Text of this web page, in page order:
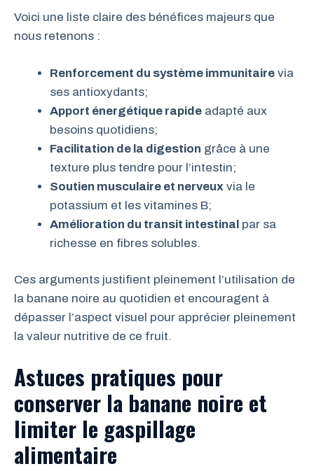
Voici une liste claire des bénéfices majeurs que
nous retenons :
Renforcement du système immunitaire via
ses antioxydants;
Apport énergétique rapide adapté aux
besoins quotidiens;
Facilitation de la digestion grâce à une
texture plus tendre pour l’intestin;
Soutien musculaire et nerveux via le
potassium et les vitamines B;
Amélioration du transit intestinal par sa
richesse en fibres solubles.
Ces arguments justifient pleinement l’utilisation de
la banane noire au quotidien et encouragent à
dépasser l’aspect visuel pour apprécier pleinement
la valeur nutritive de ce fruit.
Astuces pratiques pour
conserver la banane noire et
limiter le gaspillage
alimentaire